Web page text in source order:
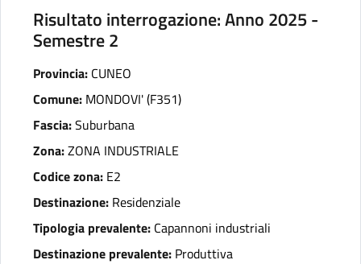
Risultato interrogazione: Anno 2025 -
Semestre 2
Provincia: CUNEO
Comune: MONDOVI' (F351)
Fascia:Suburbana
Zona:ZONA INDUSTRIALE
Codice zona: E2
Destinazione: Residenziale
Tipologia prevalente: Capannoni industriali
Destinazione prevalente: Produttiva